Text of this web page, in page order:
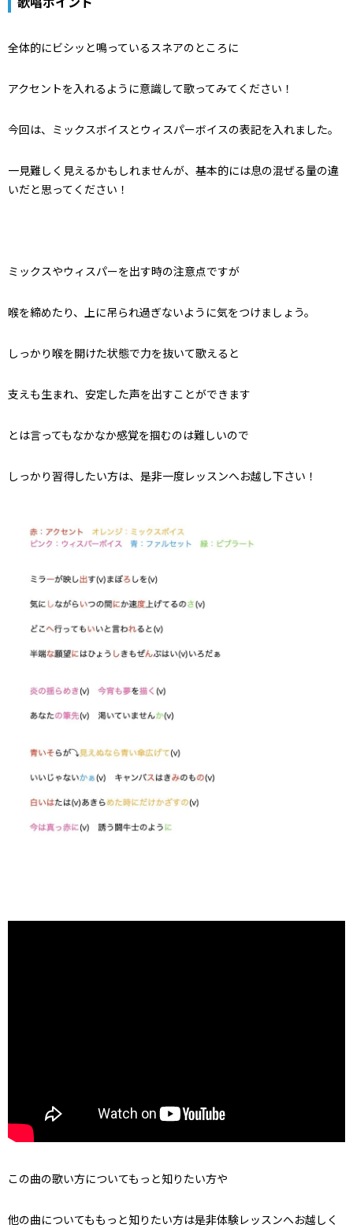
全体的にビシッと鳴っているスネアのところに
アクセントを入れるように意識して歌ってみてください！
今回は、ミックスボイスとウィスパーボイスの表記を入れました。
一見難しく見えるかもしれませんが、 基本的には息の混ぜる量の違
いだと思ってください！
ミックスやウィスパーを出す時の注意点ですが
喉を締めたり、上に吊られ過ぎないように気をつけましょう。
しっかり喉を開けた状態で力を抜いて歌えると
支えも生まれ、安定した声を出すことができます
とは言ってもなかなか感覚を掴むのは難しいので
しっかり習得したい方は、是非一度レッスンへお越し下さい！
この曲の歌い方についてもっと知りたい方や
他の曲についてももっと知りたい方は是非体験レッスンへお越しく